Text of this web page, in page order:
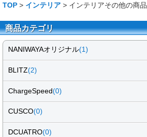
TOP > インテリア > インテリアその他の商品
商品カテゴリ
NANIWAYAオリジナル(1)
BLITZ(2)
ChargeSpeed(0)
CUSCO(0)
DCUATRO(0)